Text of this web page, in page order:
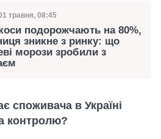
публікації
травня, 08:45
подорожчають на 80%,
зникне з ринку: що
морози зробили з
споживача в Україні
контролю?